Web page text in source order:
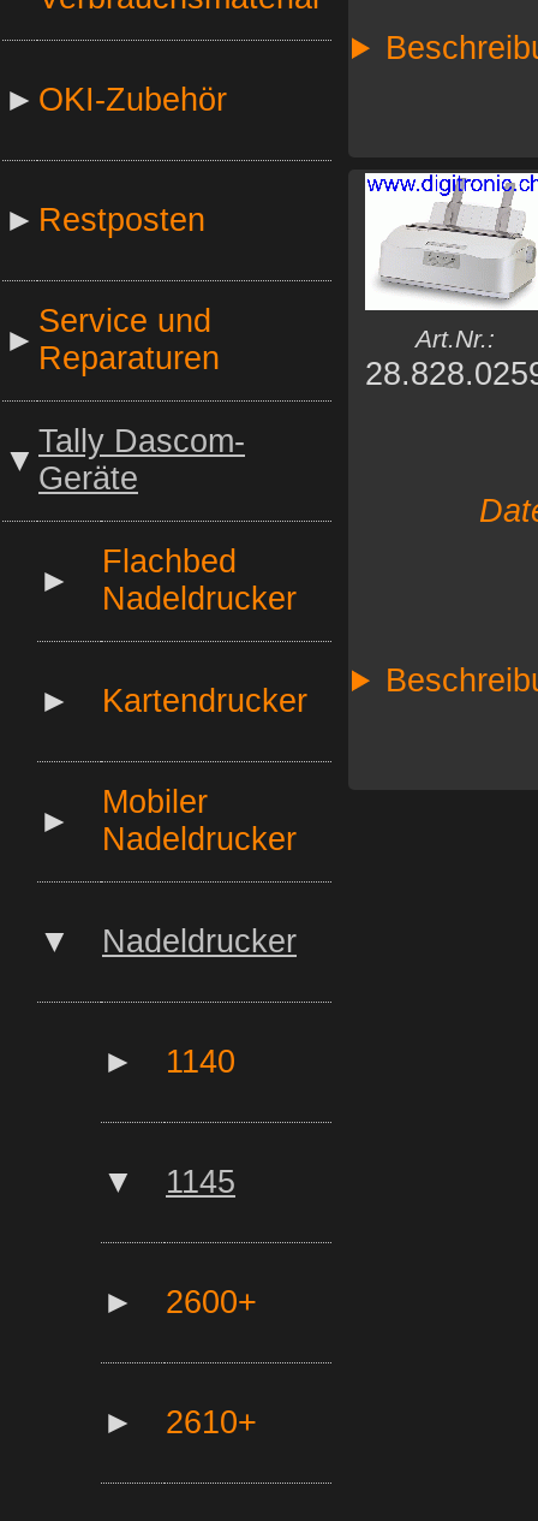
► OKI-Zubehör
► Restposten
►
Service und
Reparaturen
▼
Tally Dascom-
Geräte
►
Flachbed
Nadeldrucker
► Kartendrucker
►
Mobiler
Nadeldrucker
▼ Nadeldrucker
► 1140
▼ 1145
► 2600+
► 2610+
Art.Nr.: